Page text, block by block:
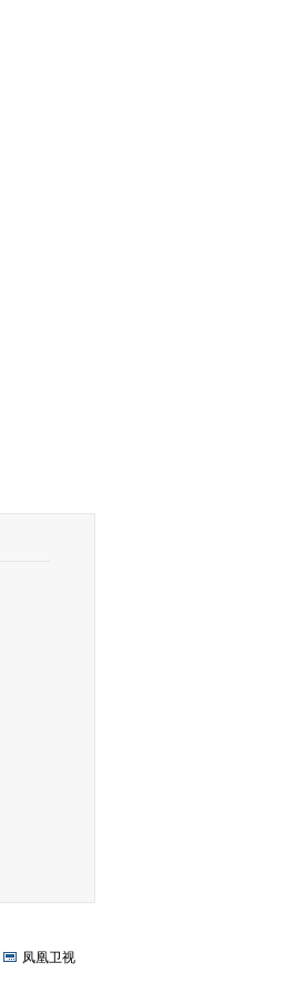
凤凰卫视